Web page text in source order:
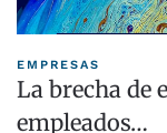
EMPRESAS
La brecha de
empleados…